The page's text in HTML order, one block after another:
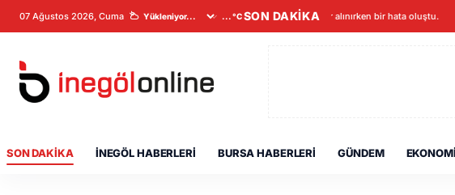
07 Ağustos 2026, Cuma ...°CSON DAKİKAVeriler alınırken bir hata oluştu.
SON DAKIKA İNEGÖL HABERLERI BURSA HABERLERI GÜNDEM EKONOMI